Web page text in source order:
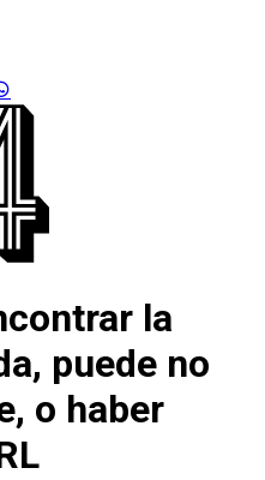
la
puede no
o haber